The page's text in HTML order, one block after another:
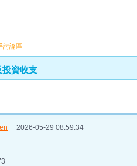
討論區
資收支
2026-05-29 08:59:34